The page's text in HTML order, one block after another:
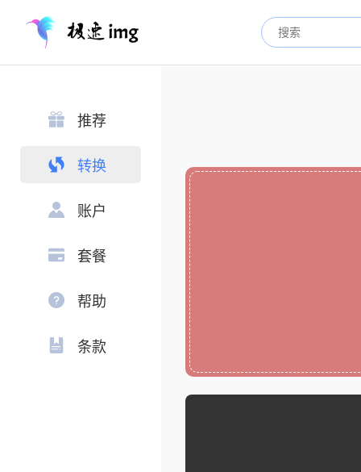
推荐
转换
账户
套餐
帮助
条款